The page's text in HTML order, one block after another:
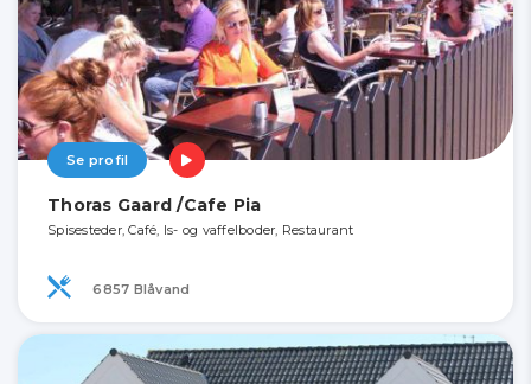
Se profil
Thoras Gaard /Cafe Pia
Spisesteder, Café, Is- og vaffelboder, Restaurant
6857 Blåvand